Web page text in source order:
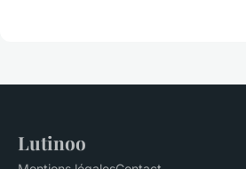
Lutinoo